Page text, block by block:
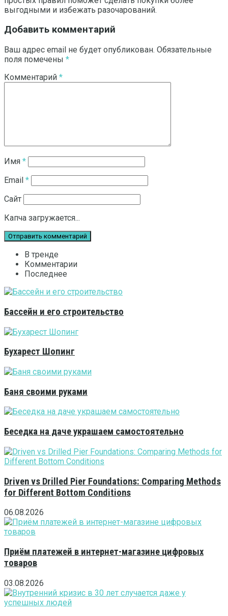
выгодными и избежать разочарований.
Добавить комментарий
Ваш адрес email не будет опубликован. Обязательные
поля помечены *
Комментарий *
Имя *
Email *
Сайт
Капча загружается...
В тренде
Комментарии
Последнее
Бассейн и его строительство
Бухарест Шопинг
Баня своими руками
Беседка на даче украшаем самостоятельно
Driven vs Drilled Pier Foundations: Comparing Methods
for Different Bottom Conditions
06.08.2026
Приём платежей в интернет-магазине цифровых
товаров
03.08.2026